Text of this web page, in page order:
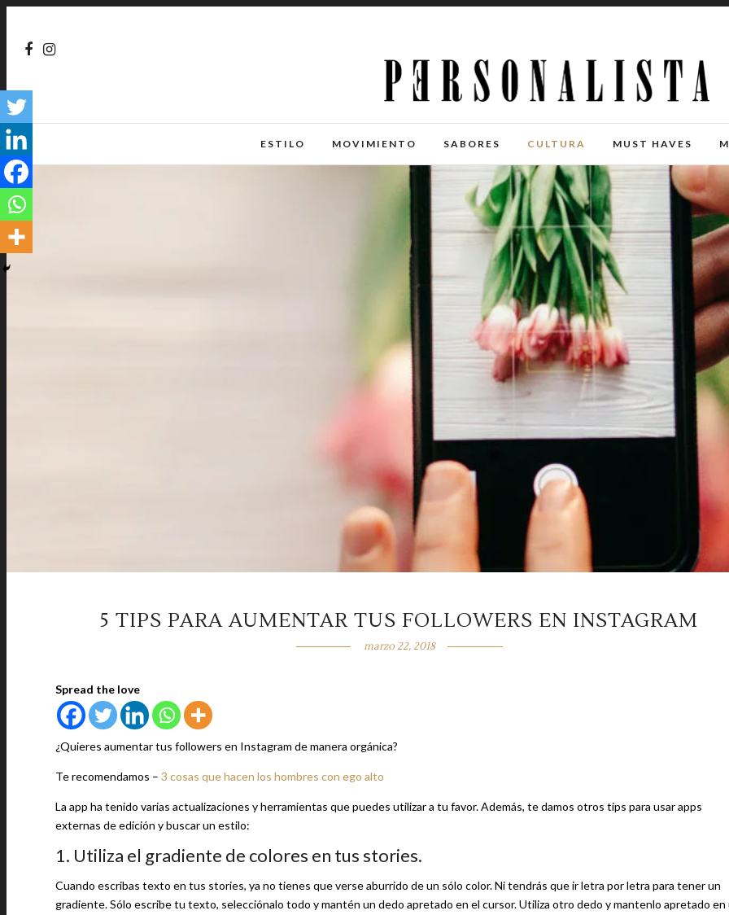
ESTILO MOVIMIENTO SABORES CULTURA MUST HAVES
5 TIPS PARA AUMENTAR TUS FOLLOWERS EN INSTAGRAM
marzo 22, 2018
Spread the love
¿Quieres aumentar tus followers en Instagram de manera orgánica?
Te recomendamos – 3 cosas que hacen los hombres con ego alto
La app ha tenido varias actualizaciones y herramientas que puedes utilizar a tu favor. Además, te damos otros tips para usar apps
externas de edición y buscar un estilo:
1. Utiliza el gradiente de colores en tus stories.
Cuando escribas texto en tus stories, ya no tienes que verse aburrido de un sólo color. Ni tendrás que ir letra por letra para tener un
gradiente. Sólo escribe tu texto, selecciónalo todo y mantén un dedo apretado en el cursor. Utiliza otro dedo y mantenlo apretado en